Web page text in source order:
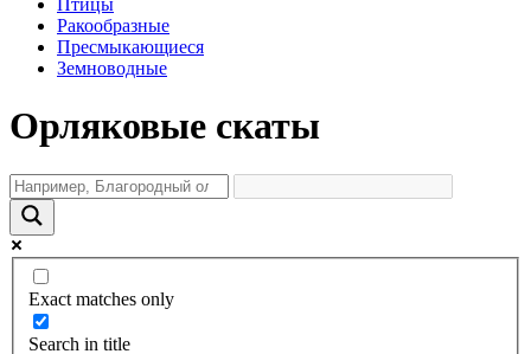
Птицы
Ракообразные
Пресмыкающиеся
Земноводные
Орляковые скаты
Exact matches only
Search in title